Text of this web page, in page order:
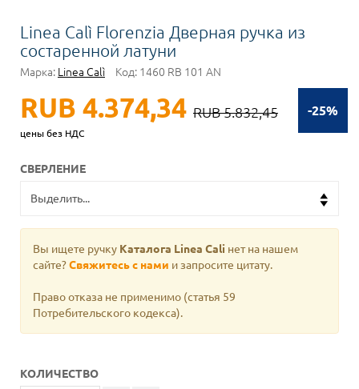
Linea Calì Florenzia Дверная ручка из
состаренной латуни
Марка: Linea Calì Код: 1460 RB 101 AN
-25%
RUB 4.374,34 RUB 5.832,45
цены без НДС
СВЕРЛЕНИЕ
Вы ищете ручку Каталога Linea Cali нет на нашем
сайте?Свяжитесь с нами и запросите цитату.
Право отказа не применимо (статья 59
Потребительского кодекса).
КОЛИЧЕСТВО